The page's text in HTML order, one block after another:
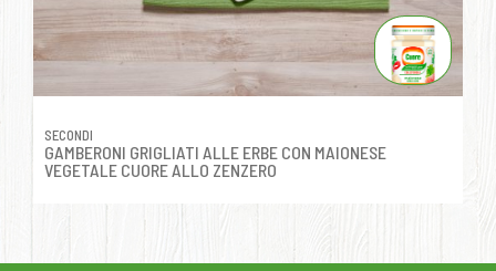
SECONDI
GAMBERONI GRIGLIATI ALLE ERBE CON MAIONESE
VEGETALE CUORE ALLO ZENZERO